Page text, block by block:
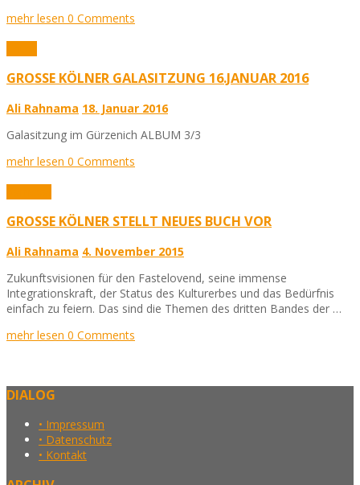
mehr lesen 0 Comments
GROSSE KÖLNER GALASITZUNG 16.JANUAR 2016
Ali Rahnama 18. Januar 2016
Galasitzung im Gürzenich ALBUM 3/3
mehr lesen 0 Comments
GROSSE KÖLNER STELLT NEUES BUCH VOR
Ali Rahnama 4. November 2015
Zukunftsvisionen für den Fastelovend, seine immense
Integrationskraft, der Status des Kulturerbes und das Bedürfnis
einfach zu feiern. Das sind die Themen des dritten Bandes der …
mehr lesen 0 Comments
DIALOG
• Impressum
• Datenschutz
• Kontakt